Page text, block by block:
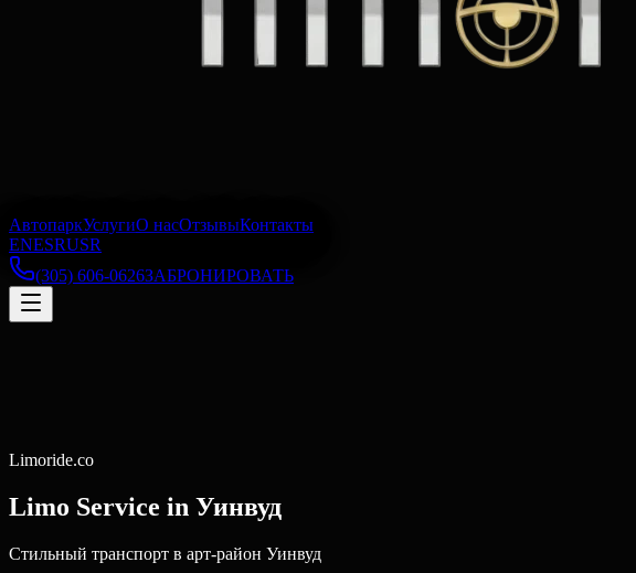
АвтопаркУслугиО насОтзывыКонтакты
ENESRUSR
(305) 606-0626ЗАБРОНИРОВАТЬ
Limoride.co
Limo Service in Уинвуд
Стильный транспорт в арт-район Уинвуд